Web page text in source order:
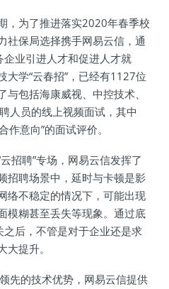
，为了推进落实2020年春季校
社保局选择携手网易云信，通
企业引进人才和促进人才就
大学“云春招”，已经有1127位
包括海康威视、中控技术、
人员的线上视频面试，其中
意向”的面试评价。
招聘”专场，网易云信发挥了
招聘场景中，延时与卡顿是影
络不稳定的情况下，可能出现
模糊甚至丢失等现象。通过底
之后，不管是对于企业还是求
大提升。
先的技术优势，网易云信提供